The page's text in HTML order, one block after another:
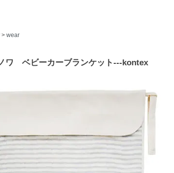
> wear
ワ ベビーカーブランケット---kontex